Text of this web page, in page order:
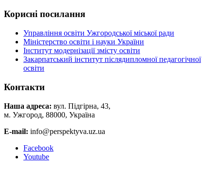
Корисні посилання
Управління освіти Ужгородської міської ради
Міністерство освіти і науки України
Інститут модернізації змісту освіти
Закарпатський інститут післядипломної педагогічної
освіти
Контакти
Наша адреса: вул. Підгірна, 43,
м. Ужгород, 88000, Україна
E-mail: info@perspektyva.uz.ua
Faceboоk
Youtube